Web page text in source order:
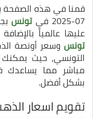
07-2025 في تونس
عليها عالمياً
تونسوسعر أونصة
التونسي, حيث يمكنك
مباشر مما يساعدك
بشكل أفضل.
تقويم اسعار